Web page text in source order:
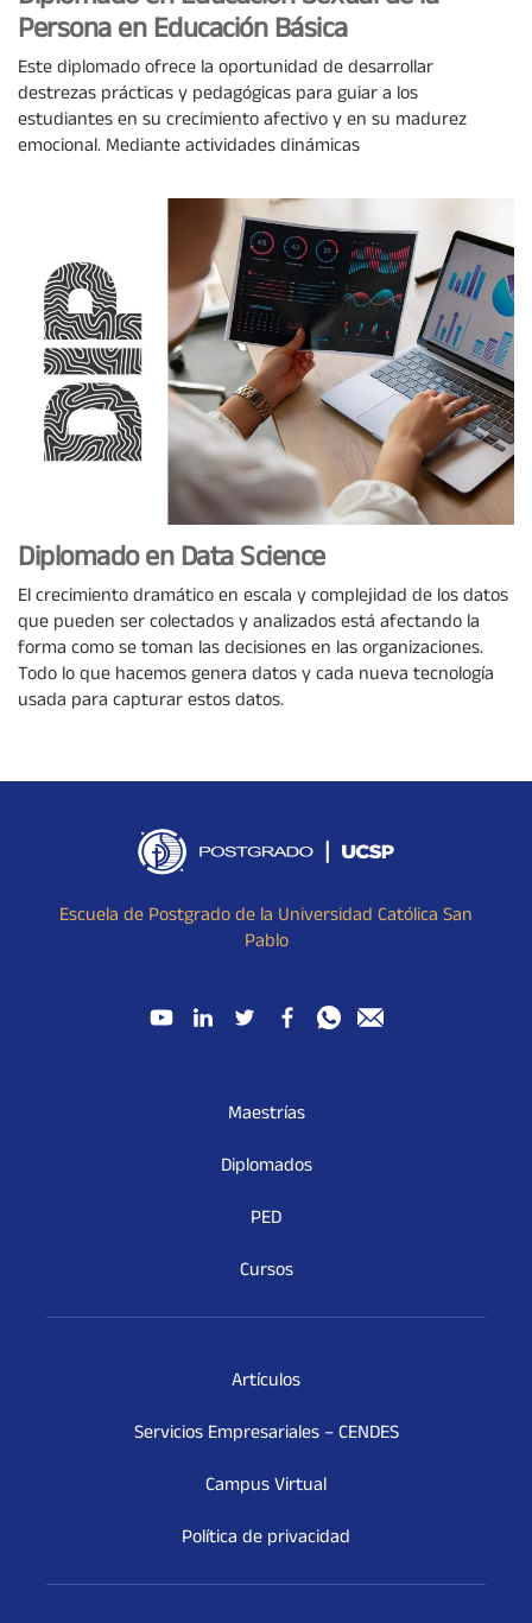
Persona en Educación Básica
Este diplomado ofrece la oportunidad de desarrollar
destrezas prácticas y pedagógicas para guiar a los
estudiantes en su crecimiento afectivo y en su madurez
emocional. Mediante actividades dinámicas
Diplomado en Data Science
El crecimiento dramático en escala y complejidad de los datos
que pueden ser colectados y analizados está afectando la
forma como se toman las decisiones en las organizaciones.
Todo lo que hacemos genera datos y cada nueva tecnología
usada para capturar estos datos.
Escuela de Postgrado de la Universidad Católica San
Pablo
Maestrías
Diplomados
PED
Cursos
Artículos
Servicios Empresariales – CENDES
Campus Virtual
Política de privacidad